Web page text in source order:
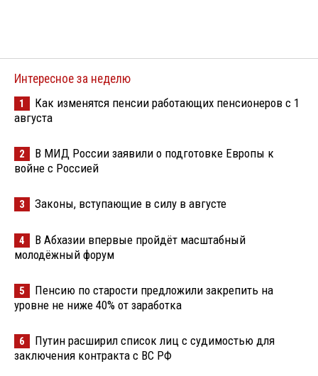
Интересное за неделю
1
Как изменятся пенсии работающих пенсионеров с 1
августа
2
В МИД России заявили о подготовке Европы к
войне с Россией
3 Законы, вступающие в силу в августе
4
В Абхазии впервые пройдёт масштабный
молодёжный форум
5
Пенсию по старости предложили закрепить на
уровне не ниже 40% от заработка
6
Путин расширил список лиц с судимостью для
заключения контракта с ВС РФ